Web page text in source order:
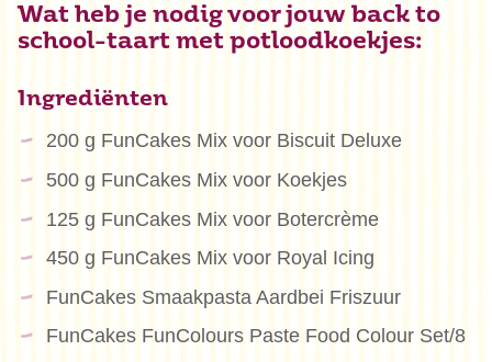
Wat heb je nodig voor jouw back to
school-taart met potloodkoekjes:
Ingrediënten
200 g FunCakes Mix voor Biscuit Deluxe
500 g FunCakes Mix voor Koekjes
125 g FunCakes Mix voor Botercrème
450 g FunCakes Mix voor Royal Icing
FunCakes Smaakpasta Aardbei Friszuur
FunCakes FunColours Paste Food Colour Set/8